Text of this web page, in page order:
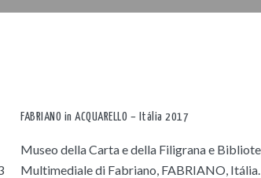
FABRIANO in ACQUARELLO – Itália 2017
Museo della Carta e della Filigrana e
Multimediale di Fabriano, FABRIANO,